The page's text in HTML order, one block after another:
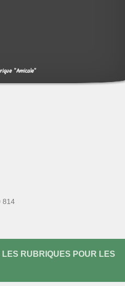
"Amicale"
814
RUBRIQUES POUR LES